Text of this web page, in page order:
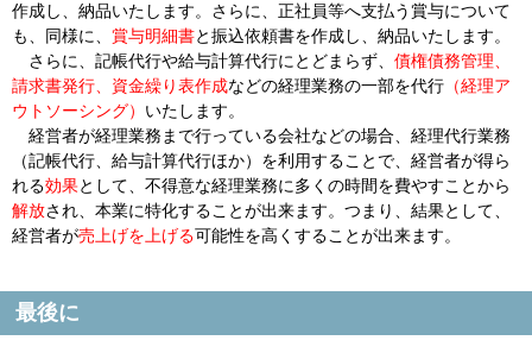
作成し、納品いたします。さらに、正社員等へ支払う賞与について
も、同様に、 賞与明細書と振込依頼書を作成し、納品いたします。
さらに、記帳代行や給与計算代行にとどまらず、 債権債務管理、
請求書発行、資金繰り表作成などの経理業務の一部を代行 （経理ア
ウトソーシング） いたします。
経営者が経理業務まで行っている会社などの場合、経理代行業務
（記帳代行、給与計算代行ほか）を利用することで、経営者が得ら
れる効果として、 不得意な経理業務に多くの時間を費やすことから
解放され、本業に特化することが出来ます。つまり、結果として、
経営者が売上げを上げる可能性を高くすることが出来ます。
最後に